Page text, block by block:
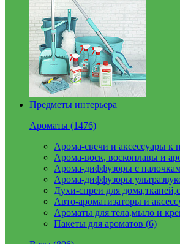
Предметы интерьера
Ароматы (1476)
Арома-свечи и аксессуары к
Арома-воск, воскоплавы и
Арома-диффузоры с
Арома-диффузоры
Духи-спреи для
Авто-ароматизаторы и
Ароматы для тела,мыло и
Пакеты для ароматов (6)